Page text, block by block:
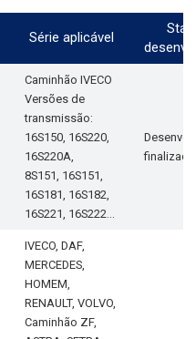
Série aplicável
Caminhão IVECO
Versões de
transmissão:
16S150, 16S220,
16S220A,
8S151, 16S151,
16S181, 16S182,
16S221, 16S222...
finalizado
IVECO, DAF,
MERCEDES,
HOMEM,
RENAULT, VOLVO,
Caminhão ZF,